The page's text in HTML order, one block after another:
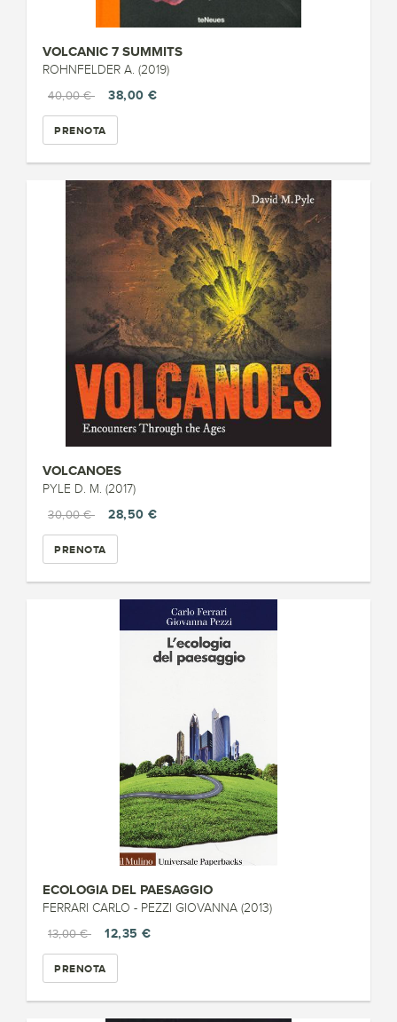
VOLCANIC 7 SUMMITS
ROHNFELDER A. (2019)
40,00 €
38,00 €
PRENOTA
VOLCANOES
PYLE D. M. (2017)
30,00 €
28,50 €
PRENOTA
ECOLOGIA DEL PAESAGGIO
FERRARI CARLO - PEZZI GIOVANNA (2013)
13,00 €
12,35 €
PRENOTA